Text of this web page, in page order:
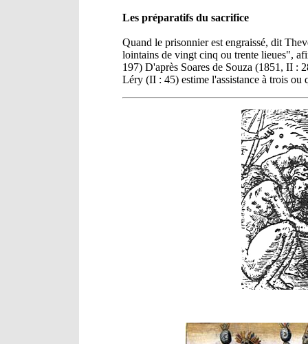
Les préparatifs du sacrifice
Quand le prisonnier est engraissé, dit
lointains de vingt cinq ou trente lieues",
197) D'après Soares de Souza (1851, II :
Léry (II : 45) estime l'assistance à trois